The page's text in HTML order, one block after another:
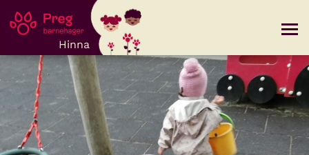
Hinna
Om oss
Våre avdelinger